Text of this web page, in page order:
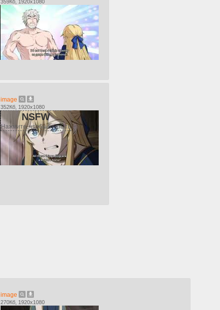
359Кб, 1920x1080
image
352Кб, 1920x1080
NSFW
Нажмите, чтобы открыть
image
270Кб, 1920x1080